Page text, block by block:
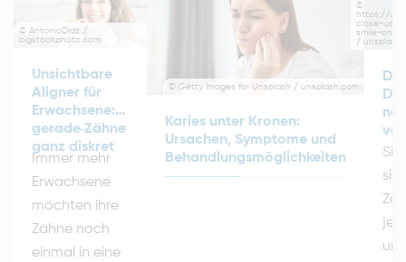
© AntonioDiaz /
bigstockphoto.com
Unsichtbare
Aligner für
Erwachsene:
gerade Zähne
ganz diskret
Immer mehr
Erwachsene
möchten ihre
Zähne noch
einmal in eine
© Getty Images for Unsplash / unsplash.com
Karies unter Kronen:
Ursachen, Symptome und
Behandlungsmöglichkeiten
©
https://
close-up-
smile-on-
/